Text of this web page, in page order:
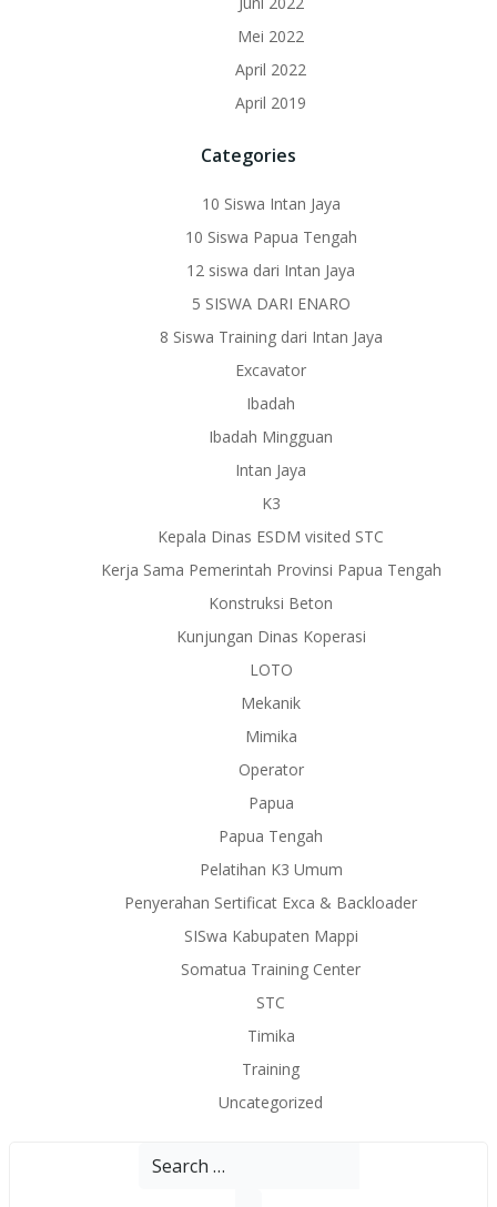
Mei 2022
April 2022
April 2019
Categories
10 Siswa Intan Jaya
10 Siswa Papua Tengah
12 siswa dari Intan Jaya
5 SISWA DARI ENARO
8 Siswa Training dari Intan Jaya
Excavator
Ibadah
Ibadah Mingguan
Intan Jaya
K3
Kepala Dinas ESDM visited STC
Kerja Sama Pemerintah Provinsi Papua Tengah
Konstruksi Beton
Kunjungan Dinas Koperasi
LOTO
Mekanik
Mimika
Operator
Papua
Papua Tengah
Pelatihan K3 Umum
Penyerahan Sertificat Exca & Backloader
SISwa Kabupaten Mappi
Somatua Training Center
STC
Timika
Training
Uncategorized
Search